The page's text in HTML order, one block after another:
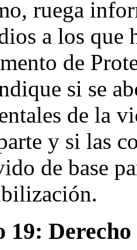
ruega
a los que
de
si se
de la
y si las
de base
19: